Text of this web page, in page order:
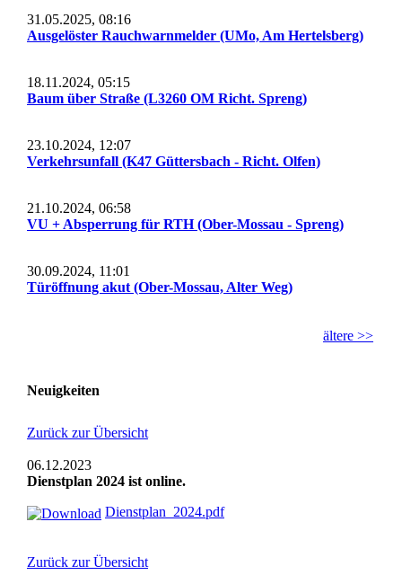
31.05.2025, 08:16
Ausgelöster Rauchwarnmelder (UMo, Am Hertelsberg)
18.11.2024, 05:15
Baum über Straße (L3260 OM Richt. Spreng)
23.10.2024, 12:07
Verkehrsunfall (K47 Güttersbach - Richt. Olfen)
21.10.2024, 06:58
VU + Absperrung für RTH (Ober-Mossau - Spreng)
30.09.2024, 11:01
Türöffnung akut (Ober-Mossau, Alter Weg)
ältere >>
Neuigkeiten
Zurück zur Übersicht
06.12.2023
Dienstplan 2024 ist online.
Dienstplan_2024.pdf
Zurück zur Übersicht